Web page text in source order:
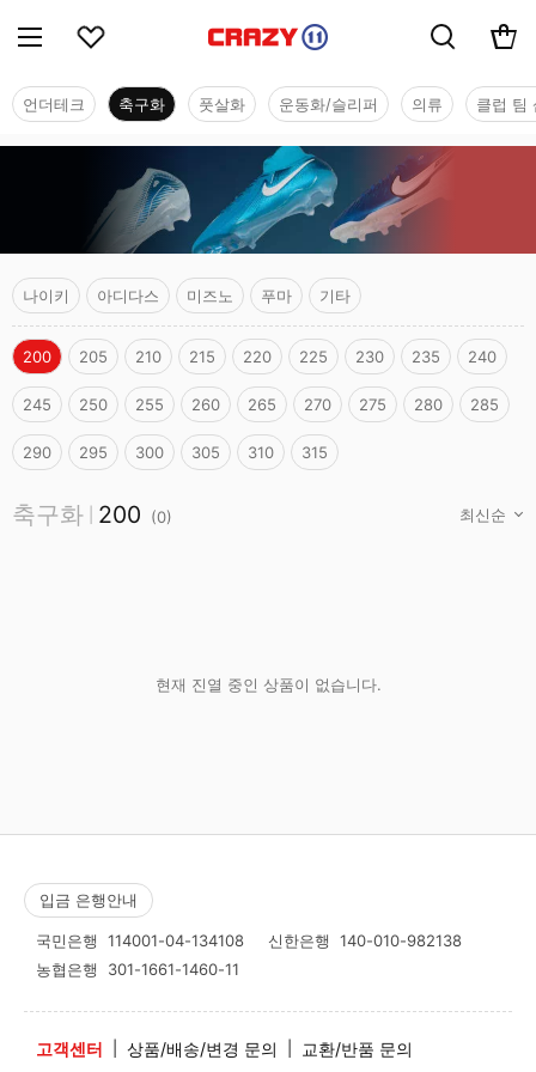
언더테크 축구화 풋살화 운동화/슬리퍼 의류 클럽 팀
나이키 아디다스 미즈노 푸마 기타
200 205 210 215 220 225 230 235 240
245 250 255 260 265 270 275 280 285
290 295 300 305 310 315
축구화 200 (0)
현재 진열 중인 상품이 없습니다.
입금 은행안내
국민은행 114001-04-134108 신한은행 140-010-982138
농협은행 301-1661-1460-11
고객센터 상품/배송/변경 문의 교환/반품 문의